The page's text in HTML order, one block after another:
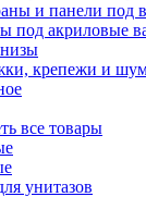
и панели под
под акриловые
крепежи и
все товары
унитазов